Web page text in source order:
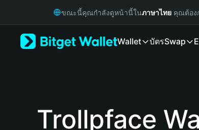
Русский
ขณะนี้คุณกำลังดูหน้านี้ในภาษาไทย คุณต้อง
Wallet บัตรSwap
Trollpface